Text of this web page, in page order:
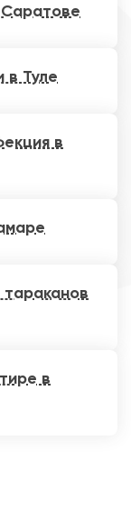
в Туле
в
тараканов
в